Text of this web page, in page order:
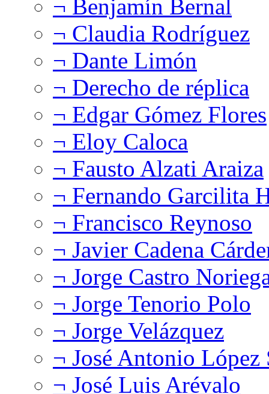
¬ Benjamín Bernal
¬ Claudia Rodríguez
¬ Dante Limón
¬ Derecho de réplica
¬ Edgar Gómez Flores
¬ Eloy Caloca
¬ Fausto Alzati Araiza
¬ Fernando Garcilita
¬ Francisco Reynoso
¬ Javier Cadena
¬ Jorge Castro
¬ Jorge Tenorio Polo
¬ Jorge Velázquez
¬ José Antonio López
¬ José Luis Arévalo